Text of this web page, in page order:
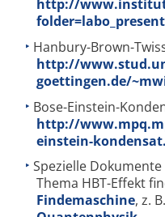
http://
Hanbury-Brown-
http://
goettingen.de/
Bose-Einstein-
http://
einstein-
Spezielle
Thema HBT-Effekt
Findemaschine, z.